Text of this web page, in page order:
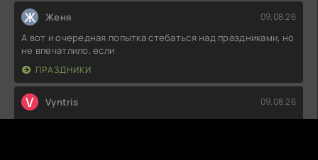
Ж Женя 09.08.26
А вот и очередная попытка стебаться над праздниками, но
не впечатлило, если
ПРАЗДНИКИ
V Vyntris 09.08.26
Не знаю, что все так хвалят, но мне показалось, что сюжет